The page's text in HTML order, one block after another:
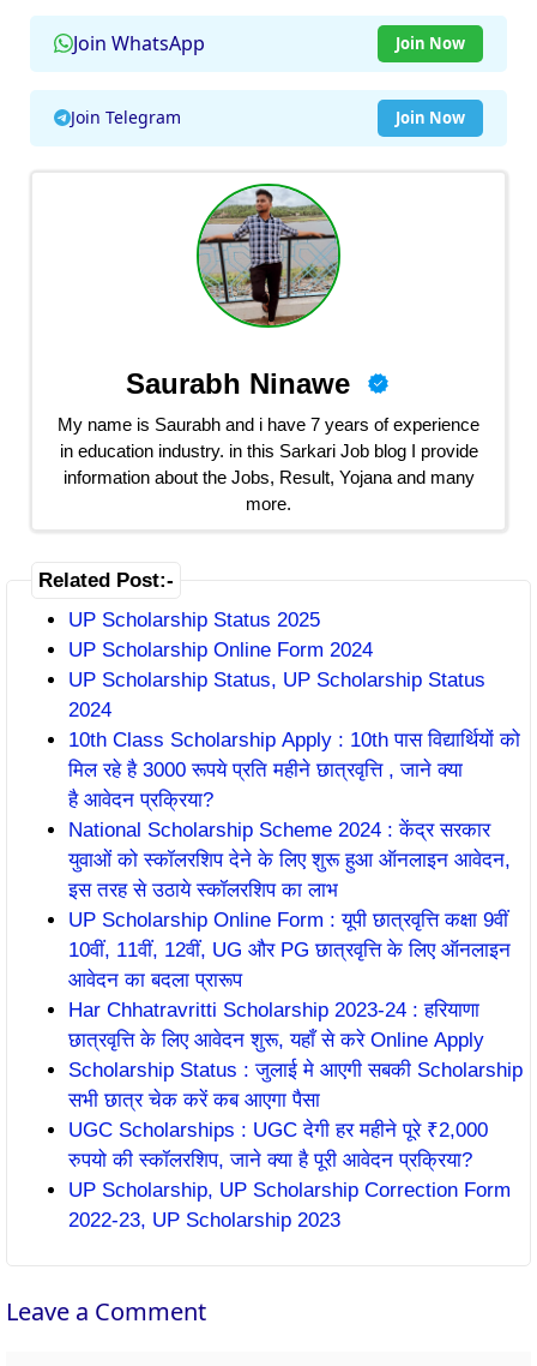
Join WhatsApp Join Now
Join Telegram Join Now
Saurabh Ninawe
My name is Saurabh and i have 7 years of experience
in education industry. in this Sarkari Job blog I provide
information about the Jobs, Result, Yojana and many
more.
Related Post:-
UP Scholarship Status 2025
UP Scholarship Online Form 2024
UP Scholarship Status, UP Scholarship Status
2024
10th Class Scholarship Apply : 10th पास विद्यार्थियों को
मिल रहे है 3000 रूपये प्रति महीने छात्रवृत्ति , जाने क्या
है आवेदन प्रक्रिया?
National Scholarship Scheme 2024 : केंद्र सरकार
युवाओं को स्कॉलरशिप देने के लिए शुरू हुआ ऑनलाइन आवेदन,
इस तरह से उठाये स्कॉलरशिप का लाभ
UP Scholarship Online Form : यूपी छात्रवृत्ति कक्षा 9वीं
10वीं, 11वीं, 12वीं, UG और PG छात्रवृत्ति के लिए ऑनलाइन
आवेदन का बदला प्रारूप
Har Chhatravritti Scholarship 2023-24 : हरियाणा
छात्रवृत्ति के लिए आवेदन शुरू, यहाँ से करे Online Apply
Scholarship Status : जुलाई मे आएगी सबकी Scholarship
सभी छात्र चेक करें कब आएगा पैसा
UGC Scholarships : UGC देगी हर महीने पूरे ₹2,000
रुपयो की स्कॉलरशिप, जाने क्या है पूरी आवेदन प्रक्रिया?
UP Scholarship, UP Scholarship Correction Form
2022-23, UP Scholarship 2023
Leave a Comment